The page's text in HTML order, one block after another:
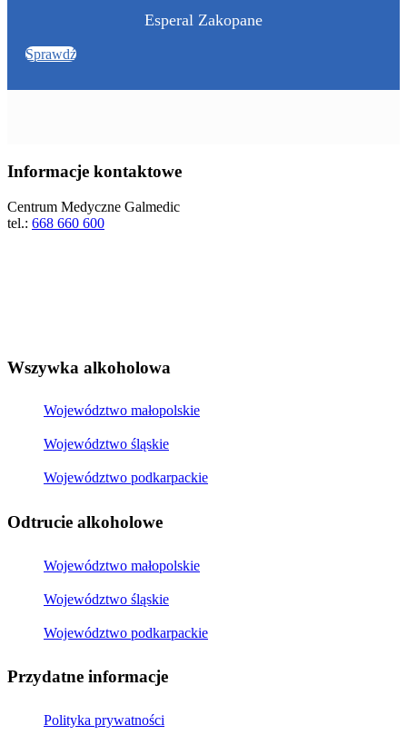
Esperal Zakopane
Sprawdź
Informacje kontaktowe
Centrum Medyczne Galmedic
tel.: 668 660 600
Wszywka alkoholowa
Województwo małopolskie
Województwo śląskie
Województwo podkarpackie
Odtrucie alkoholowe
Województwo małopolskie
Województwo śląskie
Województwo podkarpackie
Przydatne informacje
Polityka prywatności